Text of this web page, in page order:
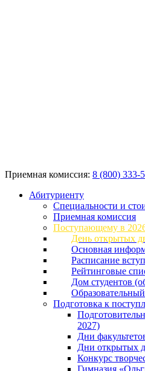
Приемная комиссия: 8 (800) 333-
Абитуриенту
Специальности и
Приемная комиссия
Поступающему в
День открытых
Основная
Расписание
Рейтинговые
Дом студентов
Подготовка к
2027)
Дни
Дни открытых
Конкурс
Гимназия